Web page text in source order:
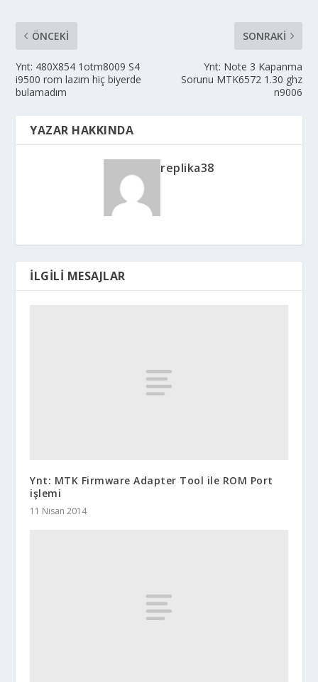
ÖNCEKI
Ynt: 480X854 1otm8009 S4
i9500 rom lazım hiç biyerde
bulamadım
SONRAKI
Ynt: Note 3 Kapanma
Sorunu MTK6572 1.30 ghz
n9006
YAZAR HAKKINDA
replika38
İLGILI MESAJLAR
Ynt: MTK Firmware Adapter Tool ile ROM Port
işlemi
11 Nisan 2014